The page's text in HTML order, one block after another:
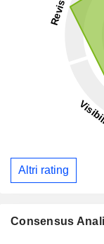
Altri rating
Consensus